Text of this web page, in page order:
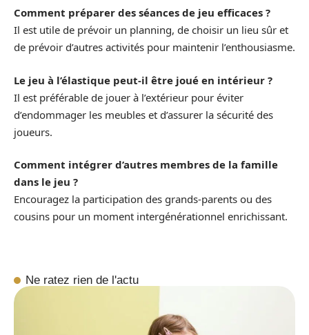
Comment préparer des séances de jeu efficaces ?
Il est utile de prévoir un planning, de choisir un lieu sûr et
de prévoir d’autres activités pour maintenir l’enthousiasme.
Le jeu à l’élastique peut-il être joué en intérieur ?
Il est préférable de jouer à l’extérieur pour éviter
d’endommager les meubles et d’assurer la sécurité des
joueurs.
Comment intégrer d’autres membres de la famille
dans le jeu ?
Encouragez la participation des grands-parents ou des
cousins pour un moment intergénérationnel enrichissant.
Ne ratez rien de l'actu